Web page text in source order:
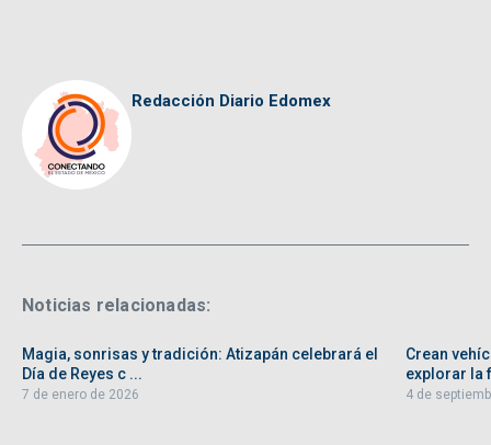
Redacción Diario Edomex
Noticias relacionadas:
Magia, sonrisas y tradición: Atizapán celebrará el
Día de Reyes c ...
7 de enero de 2026
Crean
explorar la
4 de